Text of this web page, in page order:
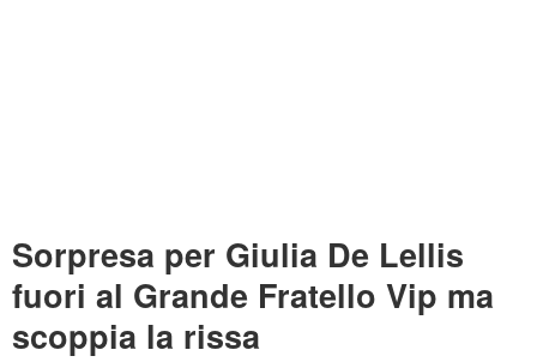
Sorpresa per Giulia De Lellis
fuori al Grande Fratello Vip ma
scoppia la rissa